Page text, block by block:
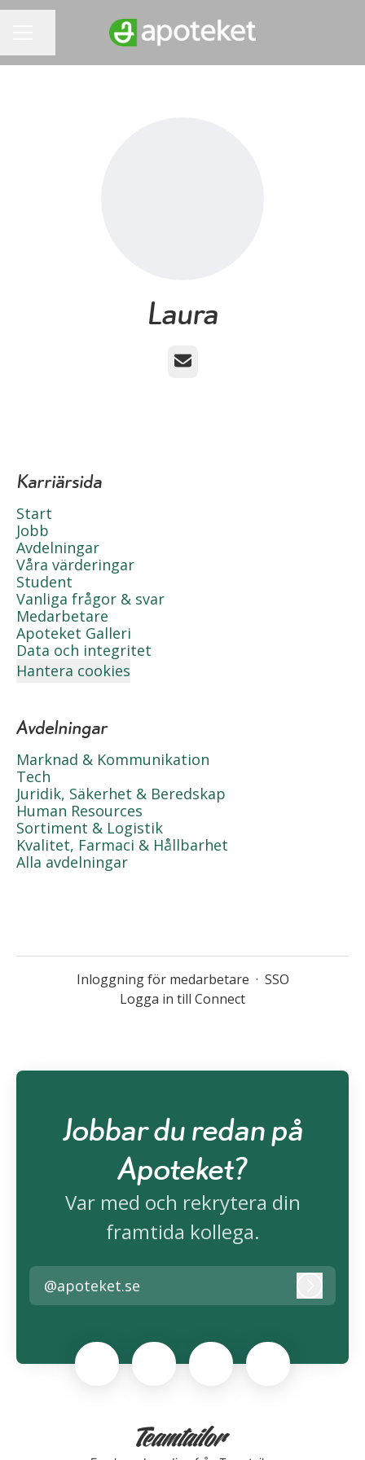
Laura
E-post
Karriärsida
Start
Jobb
Avdelningar
Våra värderingar
Student
Vanliga frågor & svar
Medarbetare
Apoteket Galleri
Data och integritet
Hantera cookies
Avdelningar
Marknad & Kommunikation
Tech
Juridik, Säkerhet & Beredskap
Human Resources
Sortiment & Logistik
Kvalitet, Farmaci & Hållbarhet
Alla avdelningar
Inloggning för medarbetare · SSO
Logga in till Connect
Jobbar du redan på
Apoteket?
Var med och rekrytera din
framtida kollega.
@apoteket.se